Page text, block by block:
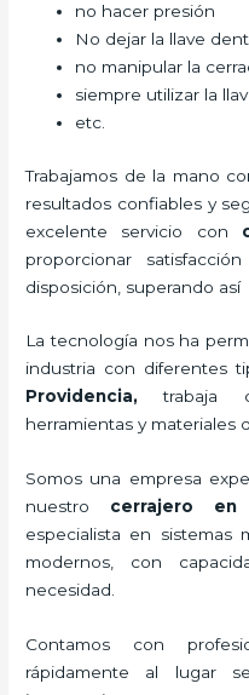
no hacer presión
No dejar la llave
no manipular la
siempre utilizar la
etc.
Trabajamos de la mano
resultados confiables y
excelente servicio con
proporcionar
disposición, superando así
La tecnología nos ha
industria con diferentes
Providencia,trabaja
herramientas y materiales
Somos una empresa
nuestro cerrajero en
especialista en sistemas
modernos, con
necesidad.
Contamos con
rápidamente al lugar